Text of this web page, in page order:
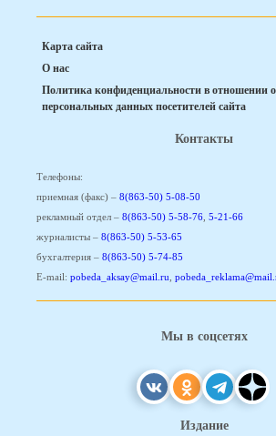
Карта сайта
О нас
Политика конфиденциальности в отношении
персональных данных посетителей сайта
Контакты
Телефоны:
приемная (факс) – 8(863-50) 5-08-50
рекламный отдел – 8(863-50) 5-58-76, 5-21-66
журналисты – 8(863-50) 5-53-65
бухгалтерия – 8(863-50) 5-74-85
E-mail: pobeda_aksay@mail.ru,
Мы в соцсетях
Издание